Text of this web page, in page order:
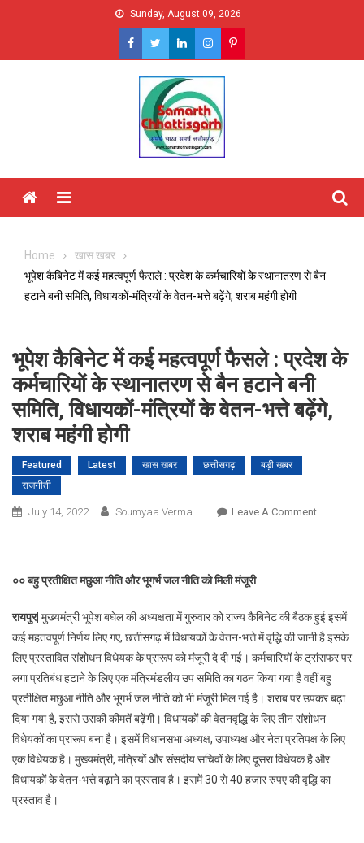
Sunday, August 09, 2026
Menu
Home
खास खबर
भूपेश कैबिनेट में कई महत्वपूर्ण फैसले : प्रदेश के कर्मचारियों के स्थानातरण से बैन
हटाने बनी समिति, विधायकों-मंत्रियों के वेतन-भत्ते बढ़ेंगे, शराब महंगी होगी
भूपेश कैबिनेट में कई महत्वपूर्ण फैसले : प्रदेश के
कर्मचारियों के स्थानातरण से बैन हटाने बनी
समिति, विधायकों-मंत्रियों के वेतन-भत्ते बढ़ेंगे,
शराब महंगी होगी
Featured Latest खास खबर छत्तीसगढ़
बड़ी खबर
राजनीती
July 14, 2022 Soumyaa Verma Leave A CommentOn
फैसले
प्रदेश
के
कर्मचारियों
के
स्थानातरण
से
०० बहु प्रतीक्षित मछुआ नीति और भूगर्भ जल नीति को मिली मंजूरी
रायपुर| मुख्यमंत्री भूपेश बघेल की अध्यक्षता में गुरुवार को राज्य कैबिनेट की बैठक हुई इसमें
कई महतवपूर्ण निर्णय लिए गए, छत्तीसगढ़ में विधायकों के वेतन-भत्ते में वृद्धि की जानी है इसके
लिए प्रस्तावित संशोधन विधेयक के प्रारूप को मंजूरी दे दी गई। कर्मचारियों के ट्रांसफर पर
लगा प्रतिबंध हटाने के लिए एक मंत्रिमंडलीय उप समिति का गठन किया गया है वहीं बहु
प्रतीक्षित मछुआ नीति और भूगर्भ जल नीति को भी मंजूरी मिल गई है। शराब पर उपकर बढ़ा
दिया गया है, इससे उसकी कीमतें बढ़ेंगी। विधायकों की वेतनवृद्धि के लिए तीन संशोधन
विधेयकों का प्रारूप बना है। इसमें विधानसभा अध्यक्ष, उपाध्यक्ष और नेता प्रतिपक्ष के लिए
एक विधेयक है। मुख्यमंत्री, मंत्रियों और संसदीय सचिवों के लिए दूसरा विधेयक है और
विधायकों के वेतन-भत्ते बढ़ाने का प्रस्ताव है। इसमें 30 से 40 हजार रुपए की वृद्धि का
प्रस्ताव है।